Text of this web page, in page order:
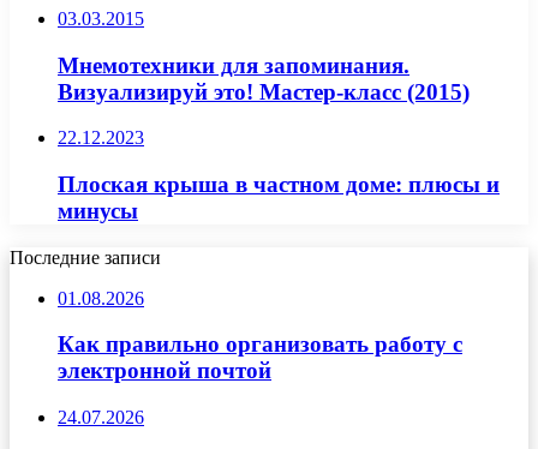
03.03.2015
Мнемотехники для запоминания.
Визуализируй это! Мастер-класс (2015)
22.12.2023
Плоская крыша в частном доме: плюсы и
минусы
Последние записи
01.08.2026
Как правильно организовать работу с
электронной почтой
24.07.2026